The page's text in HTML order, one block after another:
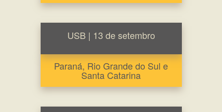
USB | 13 de setembro
Paraná, Rio Grande do Sul e
Santa Catarina